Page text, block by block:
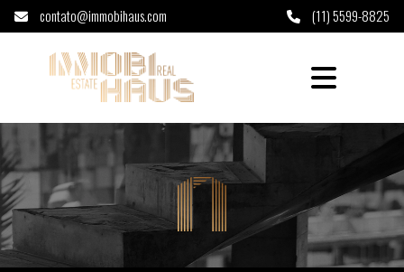
contato@immobihaus.com (11) 5599-8825
Casa à venda em Cidade Jardim - São Paulo